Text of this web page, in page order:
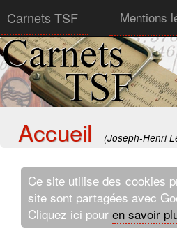
Carnets TSF Mentions
Accueil (Joseph-Henri
Ce site utilise des cookies
site sont partagées avec
Cliquez ici pour en savoir